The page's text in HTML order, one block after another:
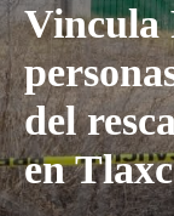
Vincula
del
en